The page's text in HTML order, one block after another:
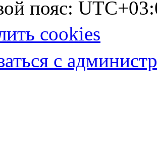
пояс:
cookies
с